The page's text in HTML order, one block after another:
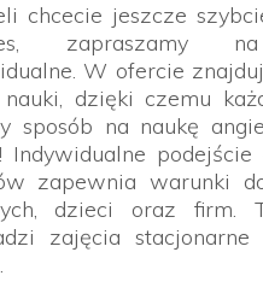
chcecie jeszcze
zapraszamy
W ofercie
dzięki czemu
sposób na naukę
Indywidualne
zapewnia warunki
dzieci oraz firm.
zajęcia